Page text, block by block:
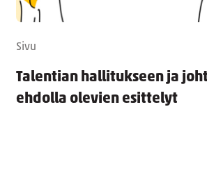
Sivu
Talentian hallitukseen ja
ehdolla olevien esittelyt